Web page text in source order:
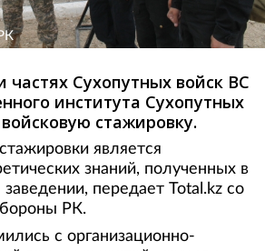
частях Сухопутных войск ВС
института Сухопутных
стажировку.
является
знаний, полученных в
передает Total.kz со
РК.
с организационно-